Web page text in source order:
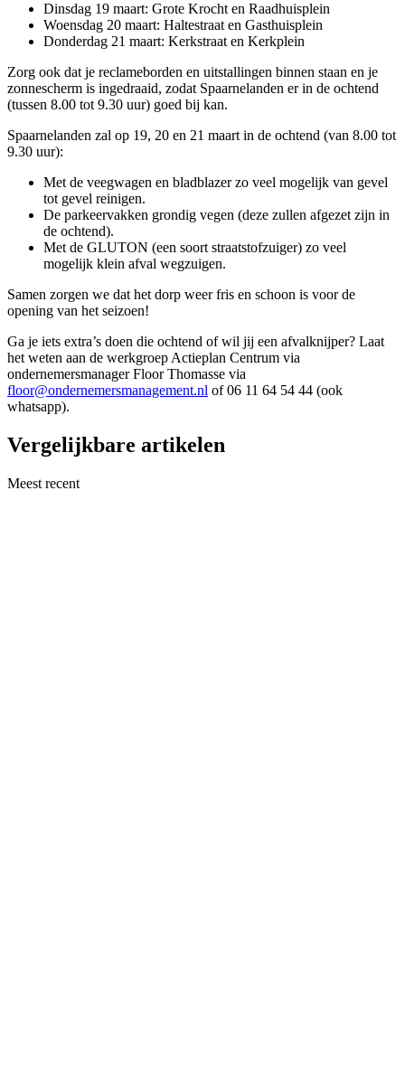
Dinsdag 19 maart: Grote Krocht en Raadhuisplein
Woensdag 20 maart: Haltestraat en Gasthuisplein
Donderdag 21 maart: Kerkstraat en Kerkplein
Zorg ook dat je reclameborden en uitstallingen binnen staan en je
zonnescherm is ingedraaid, zodat Spaarnelanden er in de ochtend
(tussen 8.00 tot 9.30 uur) goed bij kan.
Spaarnelanden zal op 19, 20 en 21 maart in de ochtend (van 8.00 tot
9.30 uur):
Met de veegwagen en bladblazer zo veel mogelijk van gevel
tot gevel reinigen.
De parkeervakken grondig vegen (deze zullen afgezet zijn in
de ochtend).
Met de GLUTON (een soort straatstofzuiger) zo veel
mogelijk klein afval wegzuigen.
Samen zorgen we dat het dorp weer fris en schoon is voor de
opening van het seizoen!
Ga je iets extra’s doen die ochtend of wil jij een afvalknijper? Laat
het weten aan de werkgroep Actieplan Centrum via
ondernemersmanager Floor Thomasse via
floor@ondernemersmanagement.nl of 06 11 64 54 44 (ook
whatsapp).
Vergelijkbare artikelen
Meest recent